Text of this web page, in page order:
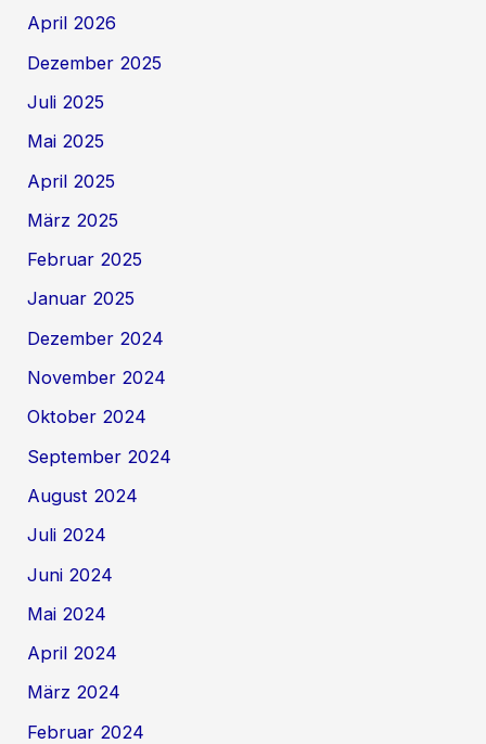
April 2026
Dezember 2025
Juli 2025
Mai 2025
April 2025
März 2025
Februar 2025
Januar 2025
Dezember 2024
November 2024
Oktober 2024
September 2024
August 2024
Juli 2024
Juni 2024
Mai 2024
April 2024
März 2024
Februar 2024